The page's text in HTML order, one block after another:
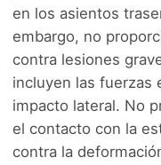
en los asientos
embargo, no
contra lesiones
incluyen las fuerzas
impacto lateral. No
el contacto con la
contra la